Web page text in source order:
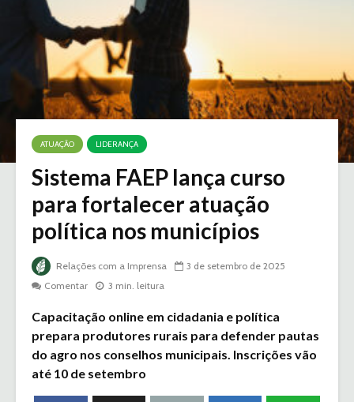
ATUAÇÃO LIDERANÇA
Sistema FAEP lança curso
para fortalecer atuação
política nos municípios
Relações com a Imprensa
3 de setembro de 2025
Comentar
3 min. leitura
Capacitação online em cidadania e política
prepara produtores rurais para defender pautas
do agro nos conselhos municipais. Inscrições vão
até 10 de setembro